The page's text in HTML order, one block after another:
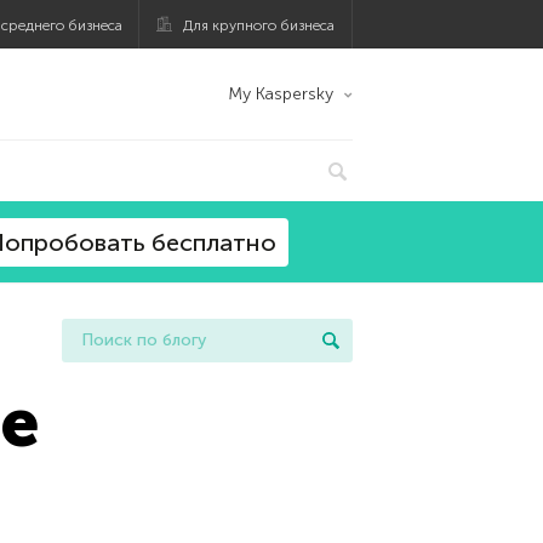
бизнеса Для крупного бизнеса
My Kaspersky
бесплатно